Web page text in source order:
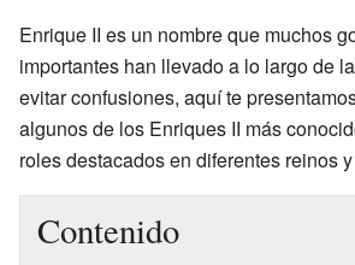
Enrique II es un nombre que muchos
importantes han llevado a lo largo de
evitar confusiones, aquí te
algunos de los Enriques II más
roles destacados en diferentes reinos
Contenido